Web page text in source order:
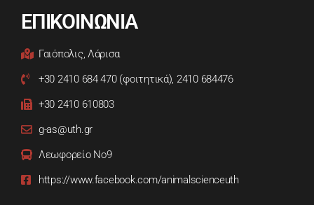
ΕΠΙΚΟΙΝΩΝΙΑ
Γαιόπολις, Λάρισα
+30 2410 684 470 (φοιτητικά), 2410 684476
+30 2410 610803
g-as@uth.gr
Λεωφορείο Νο9
https://www.facebook.com/animalscienceuth